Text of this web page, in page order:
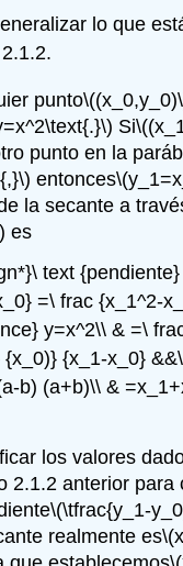
lo que
punto
Si
punto en la
entonces
la secante a
es
text
=\ frac {x_1^2-
y=x^2\\ & =\
{x_0)} {x_1-x_0}
b) (a+b)\\ &
los valores
2.1.2 anterior para
\(\tfrac{y_1-
realmente es